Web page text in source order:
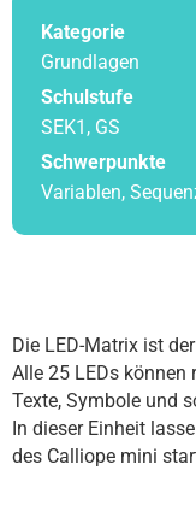
DE
EN
Die LED-Matrix ist
Alle 25 LEDs können
Texte, Symbole und
In dieser Einheit
des Calliope mini
Kategorie
Grundlagen
Schulstufe
SEK1, GS
Schwerpunkte
Variablen,